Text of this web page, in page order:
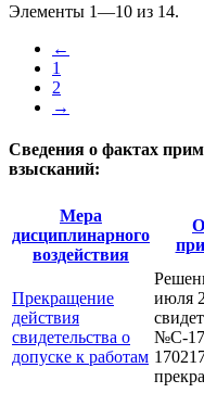
Элементы 1—10 из 14.
←
1
2
→
Сведения о фактах
взысканий:
Мера
дисциплинарного
воздействия
Прекращение
действия
свидетельства о
допуске к работам
июля
№С-